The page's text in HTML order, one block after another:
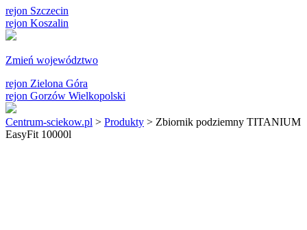
rejon Szczecin
rejon Koszalin
Zmień województwo
rejon Zielona Góra
rejon Gorzów Wielkopolski
Centrum-sciekow.pl > Produkty > Zbiornik podziemny TITANIUM
EasyFit 10000l